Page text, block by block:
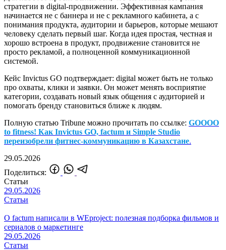
стратегии в digital-продвижении. Эффективная кампания
начинается не с баннера и не с рекламного кабинета, а с
понимания продукта, аудитории и барьеров, которые мешают
человеку сделать первый шаг. Когда идея простая, честная и
хорошо встроена в продукт, продвижение становится не
просто рекламой, а полноценной коммуникационной
системой.
Кейс Invictus GO подтверждает: digital может быть не только
про охваты, клики и заявки. Он может менять восприятие
категории, создавать новый язык общения с аудиторией и
помогать бренду становиться ближе к людям.
Полную статью Tribune можно прочитать по ссылке: GOOOO
to fitness! Как Invictus GO, factum и Simple Studio
переизобрели фитнес-коммуникацию в Казахстане.
29.05.2026
Поделиться:
Статьи
29.05.2026
Статьи
О factum написали в WEproject: полезная подборка фильмов и
сериалов о маркетинге
29.05.2026
Статьи